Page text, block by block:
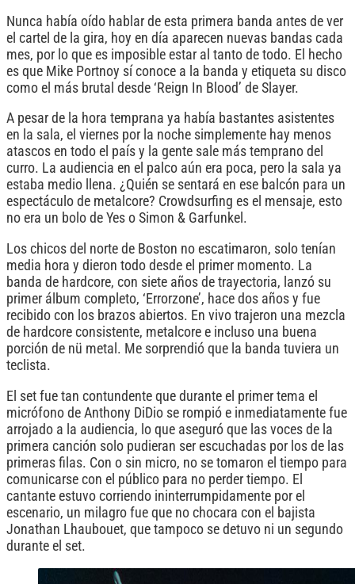
Nunca había oído hablar de esta primera banda antes de ver
el cartel de la gira, hoy en día aparecen nuevas bandas cada
mes, por lo que es imposible estar al tanto de todo. El hecho
es que Mike Portnoy sí conoce a la banda y etiqueta su disco
como el más brutal desde ‘Reign In Blood’ de Slayer.
A pesar de la hora temprana ya había bastantes asistentes
en la sala, el viernes por la noche simplemente hay menos
atascos en todo el país y la gente sale más temprano del
curro. La audiencia en el palco aún era poca, pero la sala ya
estaba medio llena. ¿Quién se sentará en ese balcón para un
espectáculo de metalcore? Crowdsurfing es el mensaje, esto
no era un bolo de Yes o Simon & Garfunkel.
Los chicos del norte de Boston no escatimaron, solo tenían
media hora y dieron todo desde el primer momento. La
banda de hardcore, con siete años de trayectoria, lanzó su
primer álbum completo, ‘Errorzone’, hace dos años y fue
recibido con los brazos abiertos. En vivo trajeron una mezcla
de hardcore consistente, metalcore e incluso una buena
porción de nü metal. Me sorprendió que la banda tuviera un
teclista.
El set fue tan contundente que durante el primer tema el
micrófono de Anthony DiDio se rompió e inmediatamente fue
arrojado a la audiencia, lo que aseguró que las voces de la
primera canción solo pudieran ser escuchadas por los de las
primeras filas. Con o sin micro, no se tomaron el tiempo para
comunicarse con el público para no perder tiempo. El
cantante estuvo corriendo ininterrumpidamente por el
escenario, un milagro fue que no chocara con el bajista
Jonathan Lhaubouet, que tampoco se detuvo ni un segundo
durante el set.